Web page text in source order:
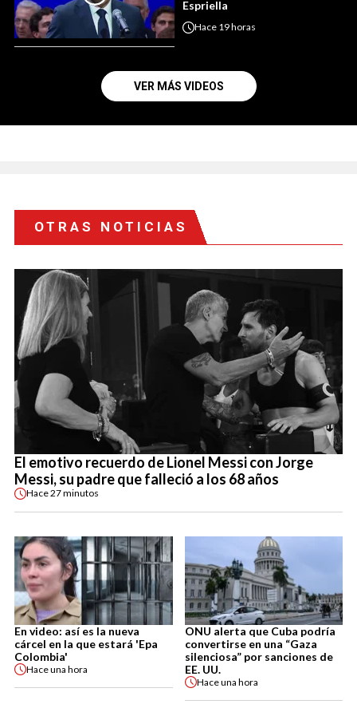
Espriella
Hace 19 horas
VER MÁS VIDEOS
OTRAS NOTICIAS
El emotivo recuerdo de Lionel Messi con Jorge
Messi, su padre que falleció a los 68 años
Hace27 minutos
En video: así es la nueva
cárcel en la que estará 'Epa
Colombia'
Haceuna hora
ONU alerta que Cuba podría
convertirse en una “Gaza
silenciosa” por sanciones de
EE. UU.
Haceuna hora